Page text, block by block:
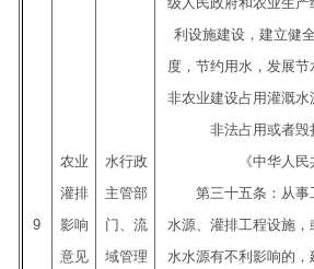
9
农业
灌排
影响
意见
水行政
主管部
门、流
域管理
利设施建设，建立健
度，节约用水，发展
非农业建设占用灌溉
非法占用或者毁
《中华人
第三十五条：从事
水源、灌排工程设施
水水源有不利影响的